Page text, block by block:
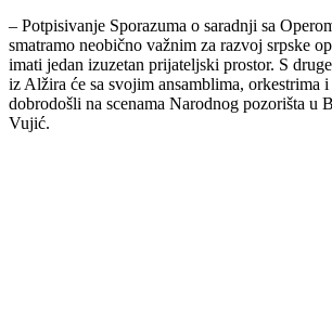
– Potpisivanje Sporazuma o saradnji sa
smatramo neobično važnim za razvoj srpske
imati jedan izuzetan prijateljski prostor. S
iz Alžira će sa svojim ansamblima, orkestrima
dobrodošli na scenama Narodnog pozorišta u
Vujić.